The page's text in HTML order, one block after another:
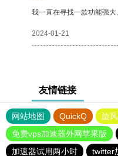
我一直在寻找一款功能强
2024-01-21
友情链接
网站地图 QuickQ 旋
免费vps加速器外网苹果版
加速器试用两小时
twitter